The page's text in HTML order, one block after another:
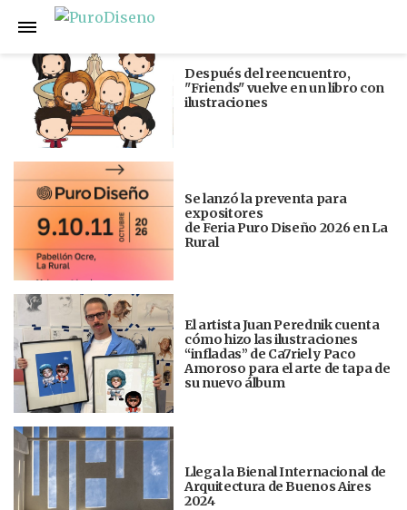
Anterior
Después del reencuentro,
"Friends" vuelve en un libro con
ilustraciones
Se lanzó la preventa para
expositores
de Feria Puro Diseño 2026 en La
Rural
El artista Juan Perednik cuenta
cómo hizo las ilustraciones
“infladas” de Ca7riel y Paco
Amoroso para el arte de tapa de
su nuevo álbum
Llega la Bienal Internacional de
Arquitectura de Buenos Aires
2024
Siguiente